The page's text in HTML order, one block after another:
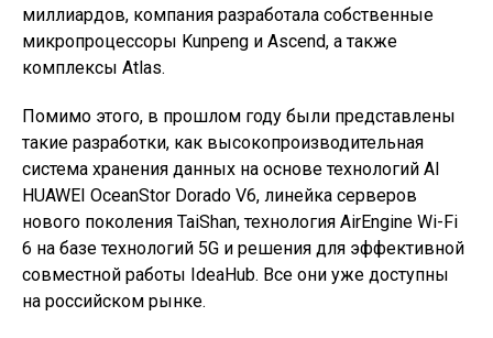
миллиардов, компания разработала собственные
микропроцессоры Kunpeng и Ascend, а также
комплексы Atlas.
Помимо этого, в прошлом году были представлены
такие разработки, как высокопроизводительная
система хранения данных на основе технологий AI
HUAWEI OceanStor Dorado V6, линейка серверов
нового поколения TaiShan, технология AirEngine Wi-Fi
6 на базе технологий 5G и решения для эффективной
совместной работы IdeaHub. Все они уже доступны
на российском рынке.